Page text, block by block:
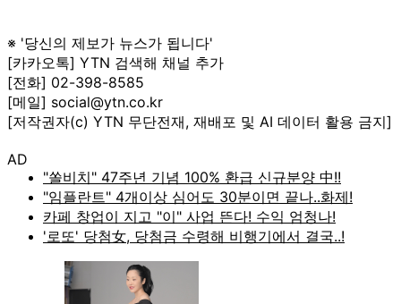
※ '당신의 제보가 뉴스가 됩니다'
[카카오톡] YTN 검색해 채널 추가
[전화] 02-398-8585
[메일] social@ytn.co.kr
[저작권자(c) YTN 무단전재, 재배포 및 AI 데이터 활용 금지]
AD